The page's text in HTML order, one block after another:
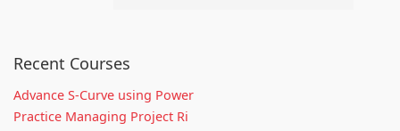
Recent Courses
Advance S-Curve using Power
Practice Managing Project Ri